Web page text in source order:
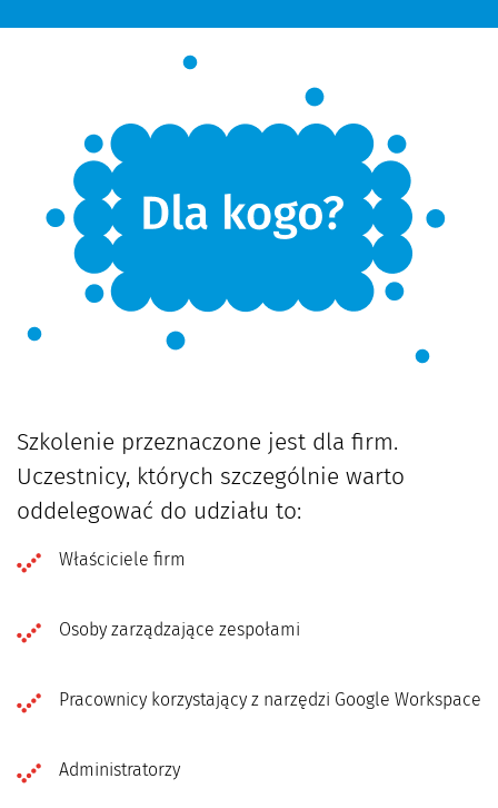
Szkolenie przeznaczone jest dla firm.
Uczestnicy, których szczególnie warto
oddelegować do udziału to:
Właściciele firm
Osoby zarządzające zespołami
Pracownicy korzystający z narzędzi Google Workspace
Administratorzy